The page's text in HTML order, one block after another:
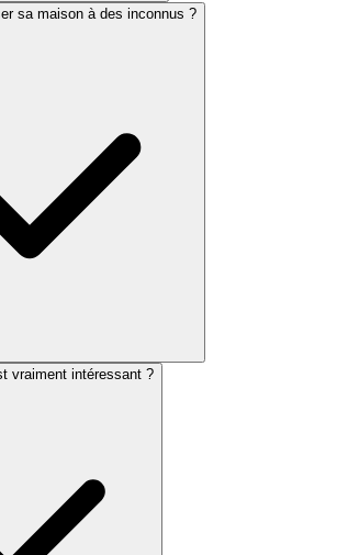
sa maison à des inconnus ?
vraiment intéressant ?